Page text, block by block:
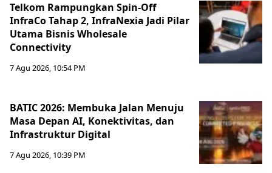
Telkom Rampungkan Spin-Off
InfraCo Tahap 2, InfraNexia Jadi Pilar
Utama Bisnis Wholesale
Connectivity
7 Agu 2026, 10:54 PM
BATIC 2026: Membuka Jalan Menuju
Masa Depan AI, Konektivitas, dan
Infrastruktur Digital
7 Agu 2026, 10:39 PM